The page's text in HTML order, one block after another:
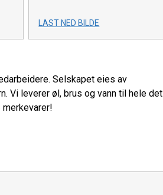
LAST NED BILDE
Selskapet eies av
Vi leverer øl, brus og vann til hele det